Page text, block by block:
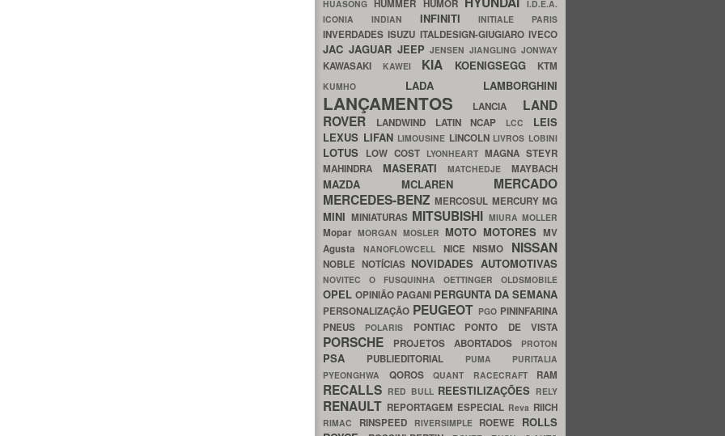
HUASONGHUMMER HUMOR
I.D.E.A.
ICONIA INDIAN INFINITIINITIALE PARIS
INVERDADESISUZU ITALDESIGN-GIUGIAROIVECO
JAC JAGUAR JEEPJENSENJIANGLINGJONWAY
KAWASAKI KAWEI KIA KOENIGSEGG KTM
KUMHO LADA LAMBORGHINI
LANÇAMENTOS LANCIA LAND
ROVER
LANDWIND LATIN NCAP LCC LEIS
LEXUS LIFAN LIMOUSINE LINCOLN LIVROS LOBINI
LOTUS LOW COST LYONHEART MAGNA STEYR
MAHINDRA MASERATIMATCHEDJEMAYBACH
MAZDA MCLAREN MERCADO
MERCEDES-BENZMERCOSUL MERCURYMG
MINI MINIATURAS MITSUBISHI MIURA MOLLER
Mopar MORGAN MOSLER MOTO MOTORES MV
Agusta NANOFLOWCELL NICENISMO NISSAN
NOBLE NOTÍCIAS NOVIDADES AUTOMOTIVAS
NOVITEC O FUSQUINHA OETTINGER OLDSMOBILE
OPEL OPINIÃO PAGANI PERGUNTA DA SEMANA
PERSONALIZAÇÃO PEUGEOT PGO PININFARINA
PNEUS
POLARIS PONTIAC PONTO DE VISTA
PORSCHE PROJETOS ABORTADOS PROTON
PSA PUBLIEDITORIAL PUMA PURITALIA
PYEONGHWA QOROS QUANT RACECRAFT RAM
RECALLS RED BULL REESTILIZAÇÕES RELY
RENAULT REPORTAGEM ESPECIAL Reva RIICH
RIMAC RINSPEED RIVERSIMPLE ROEWE ROLLS